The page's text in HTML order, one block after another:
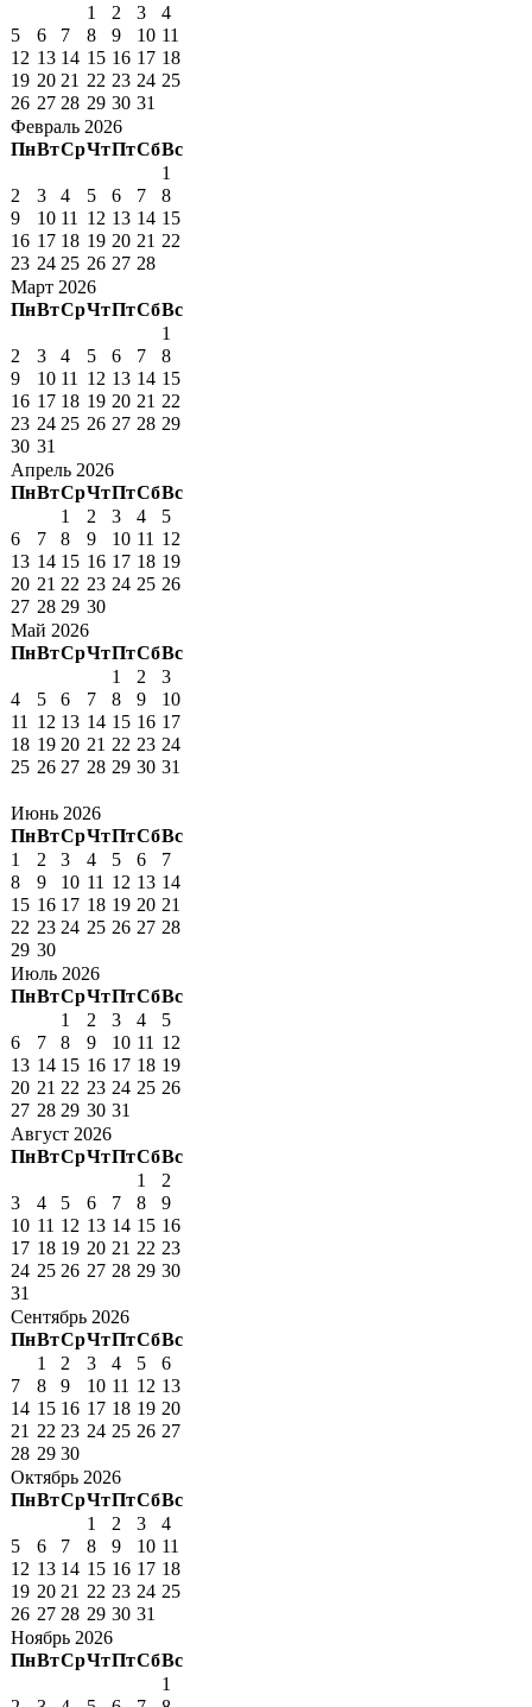
1
2 3
4
5
6 7 8 9 10 11
12 13 14 15 16 17 18
19 20 21 22 23 24 25
26 27 28 29 30 31
Февраль 2026
ПнВтСрЧтПтСбВс
1
2
3 4 5 6 7
8
9
10 11 12 13 14 15
16 17 18 19 20 21 22
23 24 25 26 27 28
Март 2026
ПнВтСрЧтПтСбВс
1
2
3 4 5 6 7
8
9
10 11 12 13 14 15
16 17 18 19 20 21 22
23 24 25 26 27 28 29
30 31
Апрель 2026
ПнВтСрЧтПтСбВс
1
2 3 4
5
6
7 8 9 10 11 12
13 14 15 16 17 18 19
20 21 22 23 24 25 26
27 28 29 30
Май 2026
ПнВтСрЧтПтСбВс
1
2
3
4
5 6 7 8 9
10
11
12 13 14 15 16 17
18 19 20 21 22 23 24
25 26 27 28 29 30 31
Июнь 2026
ПнВтСрЧтПтСбВс
1
2 3 4 5 6
7
8
9 10 11 12 13 14
15 16 17 18 19 20 21
22 23 24 25 26 27 28
29 30
Июль 2026
ПнВтСрЧтПтСбВс
1
2 3 4
5
6
7 8 9 10 11 12
13 14 15 16 17 18 19
20 21 22 23 24 25 26
27 28 29 30 31
Август 2026
ПнВтСрЧтПтСбВс
1
2
3
4 5 6 7 8
9
10 11 12 13 14 15 16
17 18 19 20 21 22 23
24 25 26 27 28 29 30
31
Сентябрь 2026
ПнВтСрЧтПтСбВс
1
2 3 4 5
6
7
8 9 10 11 12 13
14 15 16 17 18 19 20
21 22 23 24 25 26 27
28 29 30
Октябрь 2026
ПнВтСрЧтПтСбВс
1
2 3
4
5
6 7 8 9 10 11
12 13 14 15 16 17 18
19 20 21 22 23 24 25
26 27 28 29 30 31
Ноябрь 2026
ПнВтСрЧтПтСбВс
1